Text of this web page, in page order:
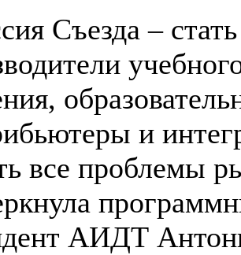
Съезда –
и
все проблемы
АИДТ